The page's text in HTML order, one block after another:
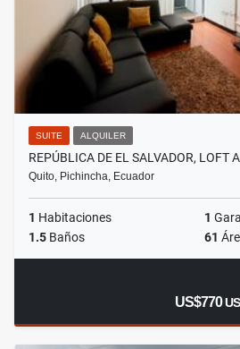
SUITE ALQUILER
REPÚBLICA DE EL SALVADOR, LOFT
Quito, Pichincha, Ecuador
1 Habitaciones 1
1.5 Baños 61
US$770